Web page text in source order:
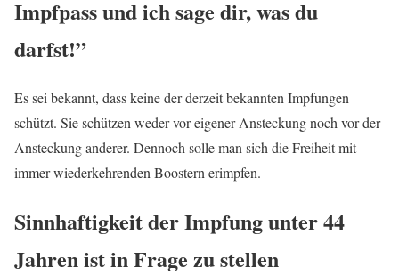
Impfpass und ich sage dir, was du
darfst!”
Es sei bekannt, dass keine der derzeit bekannten Impfungen
schützt. Sie schützen weder vor eigener Ansteckung noch vor der
Ansteckung anderer. Dennoch solle man sich die Freiheit mit
immer wiederkehrenden Boostern erimpfen.
Sinnhaftigkeit der Impfung unter 44
Jahren ist in Frage zu stellen